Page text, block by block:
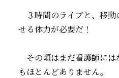
３時間のライブと、移動
せる体力が必要だ！
その頃はまだ看護師には
もほとんどありません。